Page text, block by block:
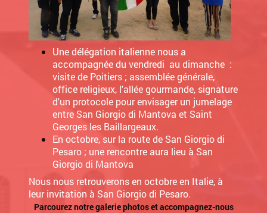
Une délégation italienne nous a
accompagnée du vendredi au dimanche :
visite de Poitiers ; assemblée générale,
office religieux, l'allée gourmande, signature
d'un protocole pour envisager un jumelage
entre San Giorgio di Mantova et Saint
Georges les Baillargeaux.
En octobre, sur la route de San Giorgio di
Pesaro ; une rencontre aura lieu à San
Giorgio di Mantova
Nous nous retrouverons en octobre en Italie, à
leur invitation à San Giorgio di Pesaro.
Parcourez notre galerie photos et accompagnez-nous